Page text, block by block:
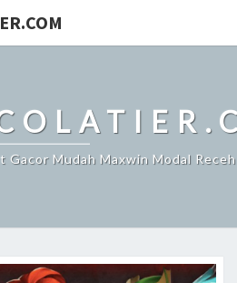
Gacor Mudah Maxwin Modal Receh